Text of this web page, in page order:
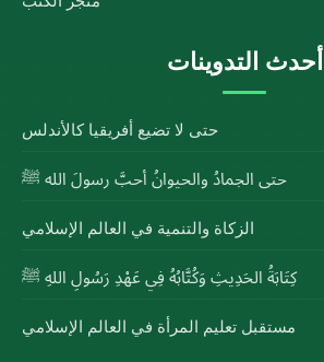
أحدث التدوينات
حتى لا تضيع أفريقيا كالأندلس
حتى الجمادُ والحيوانُ أحبَّ رسولَ الله ﷺ
الزكاة والتنمية في العالم الإسلامي
كِتَابَةُ الحَدِيثِ وَكُتَّابُهُ فِي عَهْدِ رَسُولِ اللهِ ﷺ
مستقبل تعليم المرأة في العالم الإسلامي